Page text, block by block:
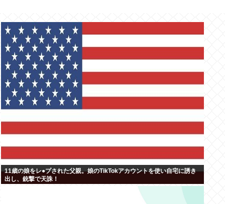
11歳の娘をレ●プされた父親。娘のTikTokアカウントを使い自宅に誘き
出し、銃撃で天誅！